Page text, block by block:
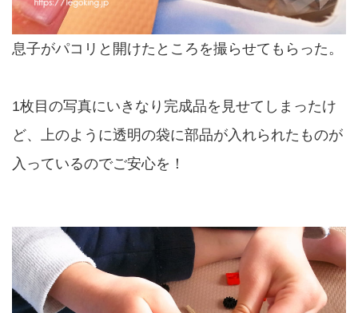
息子がパコリと開けたところを撮らせてもらった。
1枚目の写真にいきなり完成品を見せてしまったけ
ど、上のように透明の袋に部品が入れられたものが
入っているのでご安心を！